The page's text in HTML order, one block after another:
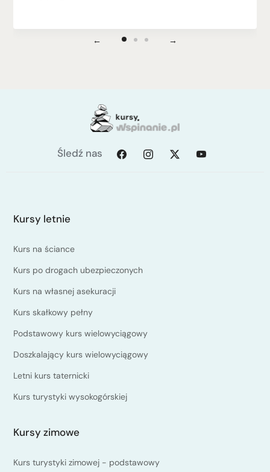
← →
Śledź nas
Kursy letnie
Kurs na ściance
Kurs po drogach ubezpieczonych
Kurs na własnej asekuracji
Kurs skałkowy pełny
Podstawowy kurs wielowyciągowy
Doszkalający kurs wielowyciągowy
Letni kurs taternicki
Kurs turystyki wysokogórskiej
Kursy zimowe
Kurs turystyki zimowej - podstawowy